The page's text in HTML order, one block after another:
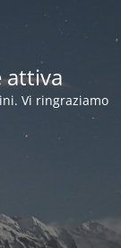
attiva
Vi ringraziamo